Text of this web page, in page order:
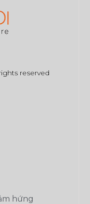
reserved
hứng